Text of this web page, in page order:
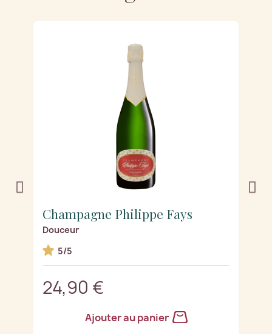
Champagne Philippe Fays
Douceur
5/5
24,90 €
Ajouter au panier